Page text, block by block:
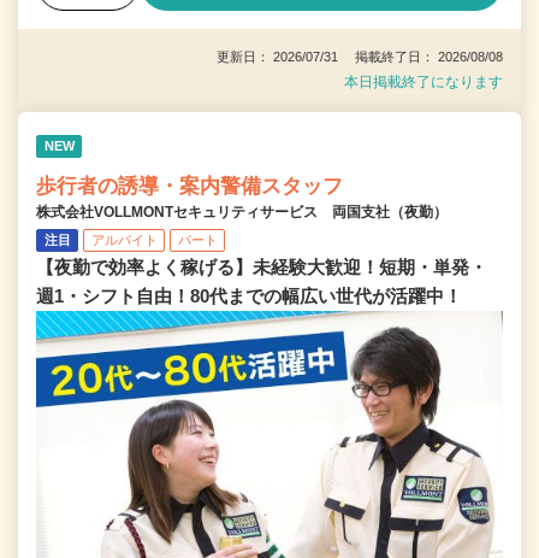
更新日： 2026/07/31 掲載終了日： 2026/08/08
本日掲載終了になります
NEW
歩行者の誘導・案内警備スタッフ
株式会社VOLLMONTセキュリティサービス 両国支社（夜勤）
注目 アルバイト パート
【夜勤で効率よく稼げる】未経験大歓迎！短期・単発・
週1・シフト自由！80代までの幅広い世代が活躍中！